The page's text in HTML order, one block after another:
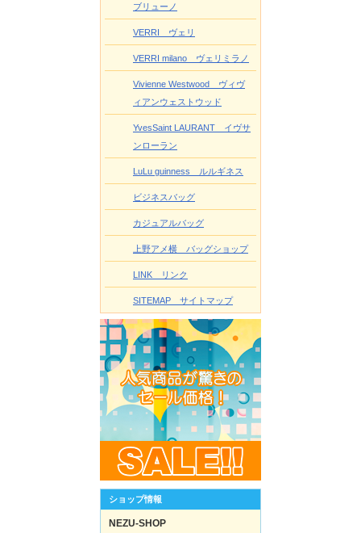
ブリューノ
VERRI ヴェリ
VERRI milano ヴェリミラノ
Vivienne Westwood ヴィヴ
ィアンウェストウッド
YvesSaint LAURANT イヴサ
ンローラン
LuLu guinness ルルギネス
ビジネスバッグ
カジュアルバッグ
上野アメ横 バッグショップ
LINK リンク
SITEMAP サイトマップ
ショップ情報
NEZU-SHOP